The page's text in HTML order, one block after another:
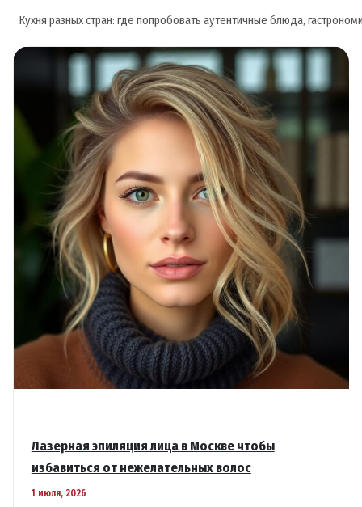
Кухня разныхстран: где попробовать аутентичные блюда,
Лазерная эпиляция лица в Москве чтобы
избавиться от нежелательных волос
1 июля, 2026